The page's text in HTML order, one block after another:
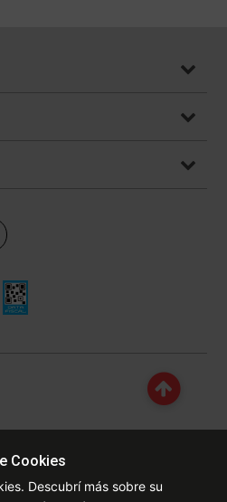
fotos contenidas en este site, el
Cookies
Descubrí más sobre su